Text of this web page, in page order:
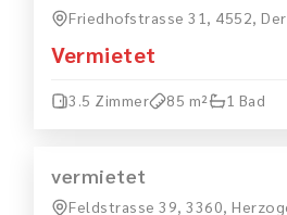
Friedhofstrasse 31, 4552,
Vermietet
3.5 Zimmer 85 m² 1 Bad
VERMIETET
vermietet
Feldstrasse 39, 3360,